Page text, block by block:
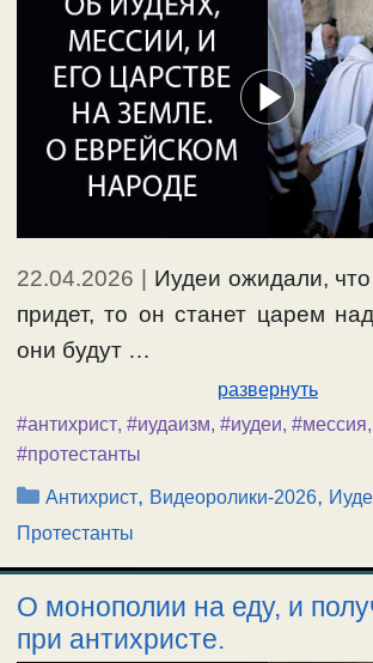
22.04.2026 | Иудеи ожидали, что
придет, то он станет царем
они будут …
развернуть
#антихрист, #иудаизм, #иудеи, #мессия,
#протестанты
Рубрики
Антихрист, Видеоролики-2026,
Протестанты
О монополии на еду, и
при антихристе.